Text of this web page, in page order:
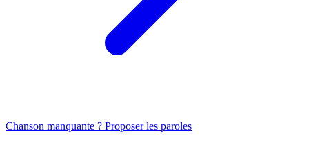
Chanson manquante ? Proposer les paroles